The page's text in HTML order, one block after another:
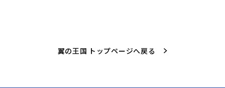
翼の王国 トップページへ戻る